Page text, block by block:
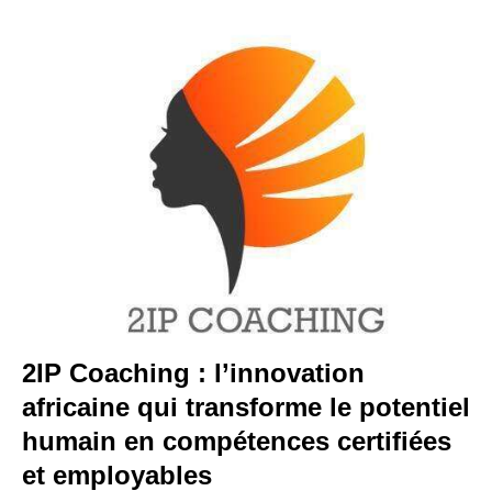
2IP Coaching : l’innovation
africaine qui transforme le potentiel
humain en compétences certifiées
et employables